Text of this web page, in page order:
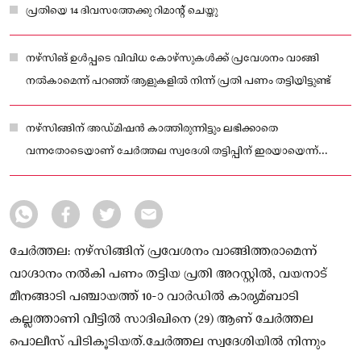
നടത്തിയതായി പൊലീസിനു വിവരം ലഭിച്ചിട്ടുണ്ട്
പ്രതിയെ 14 ദിവസത്തേക്കു റിമാന്റ് ചെയ്തു
നഴ്സിങ് ഉൾപ്പടെ വിവിധ കോഴ്‌സുകൾക്ക് പ്രവേശനം വാങ്ങി
നൽകാമെന്ന് പറഞ്ഞ് ആളുകളിൽ നിന്ന് പ്രതി പണം തട്ടിയിട്ടുണ്ട്
നഴ്സിങ്ങിന് അഡ്മിഷൻ കാത്തിരുന്നിട്ടും ലഭിക്കാതെ
വന്നതോടെയാണ് ചേർത്തല സ്വദേശി തട്ടിപ്പിന് ഇരയായെന്ന്
മനസിലായത്.
ചേർത്തല: നഴ്സിങ്ങിന് പ്രവേശനം വാങ്ങിത്തരാമെന്ന്
വാഗ്ദാനം നൽകി പണം തട്ടിയ പ്രതി അറസ്റ്റിൽ, വയനാട്
മീനങ്ങാടി പഞ്ചായത്ത് 10-ാ വാർഡിൽ കാര്യമ്ബാടി
കല്ലത്താണി വീട്ടിൽ സാദിഖിനെ (29) ആണ് ചേർത്തല
പൊലീസ് പിടികൂടിയത്.ചേർത്തല സ്വദേശിയിൽ നിന്നും